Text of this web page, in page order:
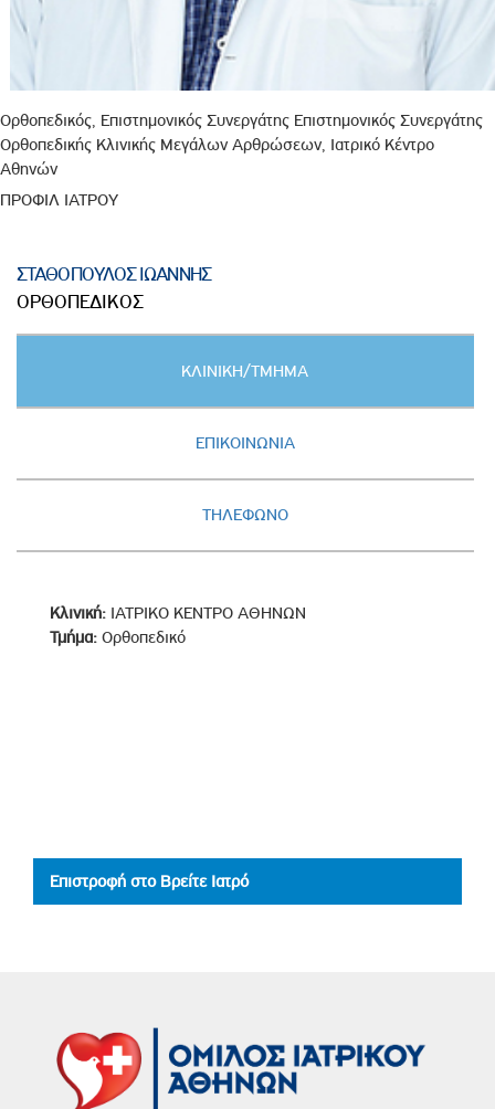
Ορθοπεδικός, Επιστημονικός Συνεργάτης Επιστημονικός Συνεργάτης
Ορθοπεδικής Κλινικής Μεγάλων Αρθρώσεων, Ιατρικό Κέντρο
Αθηνών
ΠΡΟΦΙΛ ΙΑΤΡΟΥ
ΣΤΑΘΟΠΟΥΛΟΣ ΙΩΑΝΝΗΣ
ΟΡΘΟΠΕΔΙΚΟΣ
ΚΛΙΝΙΚΗ/ΤΜΗΜΑ
ΕΠΙΚΟΙΝΩΝΙΑ
ΤΗΛΕΦΩΝΟ
Κλινική: ΙΑΤΡΙΚΟ ΚΕΝΤΡΟ ΑΘΗΝΩΝ
Τμήμα: Ορθοπεδικό
Επιστροφή στο Βρείτε Ιατρό